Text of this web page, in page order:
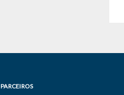
PARCEIROS